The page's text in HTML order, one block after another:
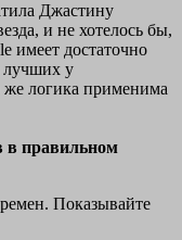
Джастину
и не хотелось бы,
имеет достаточно
лучших у
же логика применима
в правильном
Показывайте